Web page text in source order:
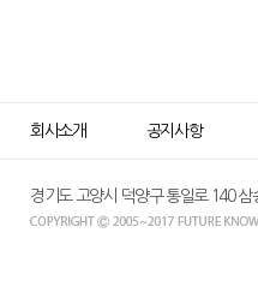
회사소개 공지사항
경기도 고양시 덕양구 통일로 140